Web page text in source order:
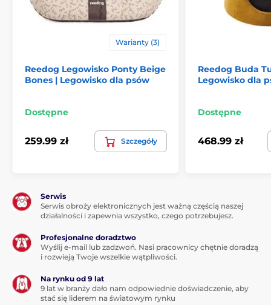
szyte ręcznie, wielkość legowiska może się różnić od
rozmiaru zaprezentowanego w tabeli o 2 do 4 cm).
Legowiska, budy i torby
Dla malych psów Dla kotów
Legowiska
Warianty (3)
Reedog Legowisko Ponty Beige
Bones | Legowisko dla psów
Dostępne
259.99 zł Szczegóły
Reedog Buda
Legowisko dla
Dostępne
468.99 zł
Serwis
Serwis obroży elektronicznych jest ważną częścią naszej
działalności i zapewnia wszystko, czego potrzebujesz.
Profesjonalne doradztwo
Wyślij e-mail lub zadzwoń. Nasi pracownicy chętnie doradzą
i rozwieją Twoje wszelkie wątpliwości.
Na rynku od 9 lat
9 lat w branży dało nam odpowiednie doświadczenie, aby
stać się liderem na światowym rynku